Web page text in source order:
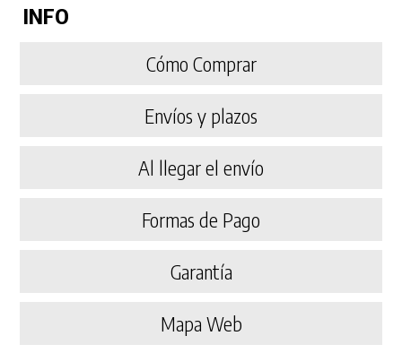
INFO
Cómo Comprar
Envíos y plazos
Al llegar el envío
Formas de Pago
Garantía
Mapa Web